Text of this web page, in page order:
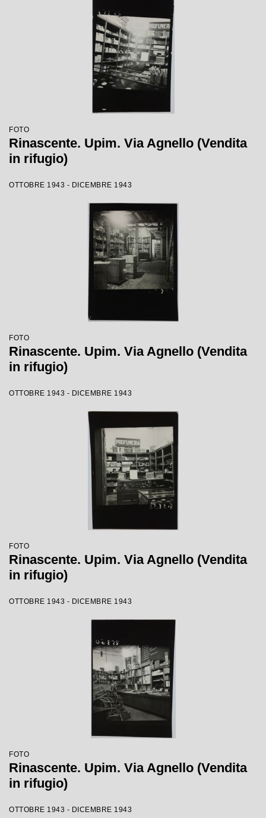
FOTO
Rinascente. Upim. Via Agnello (Vendita
in rifugio)
OTTOBRE 1943 - DICEMBRE 1943
FOTO
Rinascente. Upim. Via Agnello (Vendita
in rifugio)
OTTOBRE 1943 - DICEMBRE 1943
FOTO
Rinascente. Upim. Via Agnello (Vendita
in rifugio)
OTTOBRE 1943 - DICEMBRE 1943
FOTO
Rinascente. Upim. Via Agnello (Vendita
in rifugio)
OTTOBRE 1943 - DICEMBRE 1943